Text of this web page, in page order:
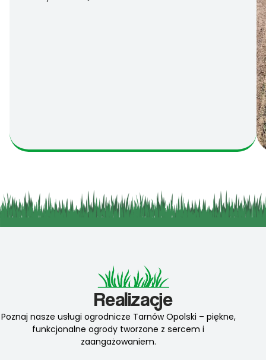
Realizacje
Poznaj nasze usługi ogrodnicze Tarnów Opolski – piękne,
funkcjonalne ogrody tworzone z sercem i
zaangażowaniem.